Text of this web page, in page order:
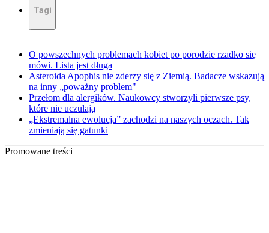
Tagi
O powszechnych problemach kobiet po porodzie rzadko się
mówi. Lista jest długa
Asteroida Apophis nie zderzy się z Ziemią. Badacze wskazują
na inny „poważny problem"
Przełom dla alergików. Naukowcy stworzyli pierwsze psy,
które nie uczulają
„Ekstremalna ewolucja” zachodzi na naszych oczach. Tak
zmieniają się gatunki
Promowane treści